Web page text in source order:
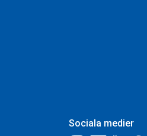
Sociala medier